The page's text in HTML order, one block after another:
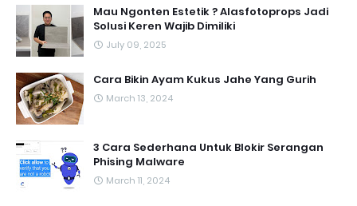
Mau Ngonten Estetik ? Alasfotoprops Jadi
Solusi Keren Wajib Dimiliki
July 09, 2025
Cara Bikin Ayam Kukus Jahe Yang Gurih
March 13, 2024
3 Cara Sederhana Untuk Blokir Serangan
Phising Malware
March 11, 2024